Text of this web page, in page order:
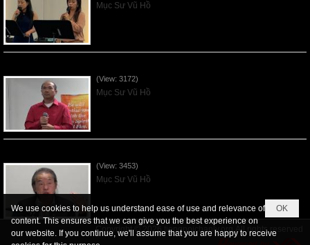
Mục Sư Vũ Hồ
(View: 3172)
Mục Sư Vũ Hồ
(View: 3453)
Mục Sư Vũ Hồ
Copyright © 2026tiengnoichanly.orgAll rights reserved
OK
We use cookies to help us understand ease of use and relevance of
content. This ensures that we can give you the best experience on
our website. If you continue, we'll assume that you are happy to receive